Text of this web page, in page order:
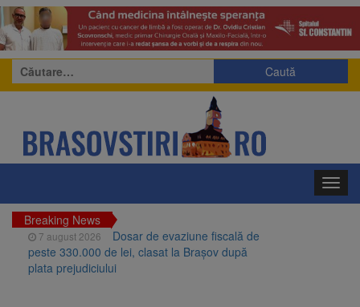
Caută
după:
Breaking News
7 august 2026
Dosar de evaziune fiscală de
peste 330.000 de lei, clasat la Brașov după
plata prejudiciului